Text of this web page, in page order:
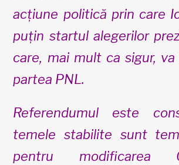
acțiune politică prin care
puțin startul alegerilor
care, mai mult ca sigur,
partea PNL.
Referendumul este
temele stabilite sunt
pentru modificarea